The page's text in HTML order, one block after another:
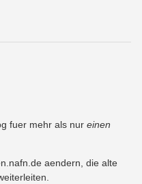
fuer mehr als nur einen
aendern, die alte